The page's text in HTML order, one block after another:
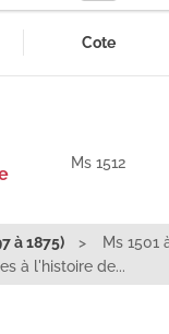
Cote
Ms 1512
à 1875)
Ms 1501
à l'histoire de...